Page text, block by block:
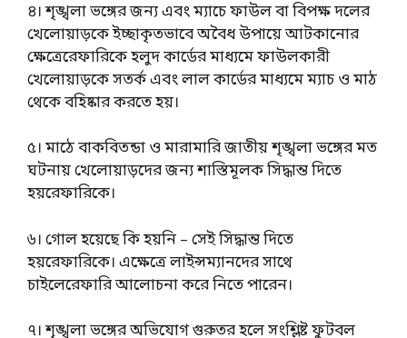
৪। শৃঙ্খলা ভঙ্গের জন্য এবং ম্যাচে ফাউল বা বিপক্ষ দলের
খেলোয়াড়কে ইচ্ছাকৃতভাবে অবৈধ উপায়ে আটকানোর
ক্ষেত্রেরেফারিকে হলুদ কার্ডের মাধ্যমে ফাউলকারী
খেলোয়াড়কে সতর্ক এবং লাল কার্ডের মাধ্যমে ম্যাচ ও মাঠ
থেকে বহিষ্কার করতে হয়।
৫। মাঠে বাকবিতন্ডা ও মারামারি জাতীয় শৃঙ্খলা ভঙ্গের মত
ঘটনায় খেলোয়াড়দের জন্য শাস্তিমূলক সিদ্ধান্ত দিতে
হয়রেফারিকে।
৬। গোল হয়েছে কি হয়নি – সেই সিদ্ধান্ত দিতে
হয়রেফারিকে। এক্ষেত্রে লাইন্সম্যানদের সাথে
চাইলেরেফারি আলোচনা করে নিতে পারেন।
৭। শৃঙ্খলা ভঙ্গের অভিযোগ গুরুতর হলে সংশ্লিষ্ট ফুটবল